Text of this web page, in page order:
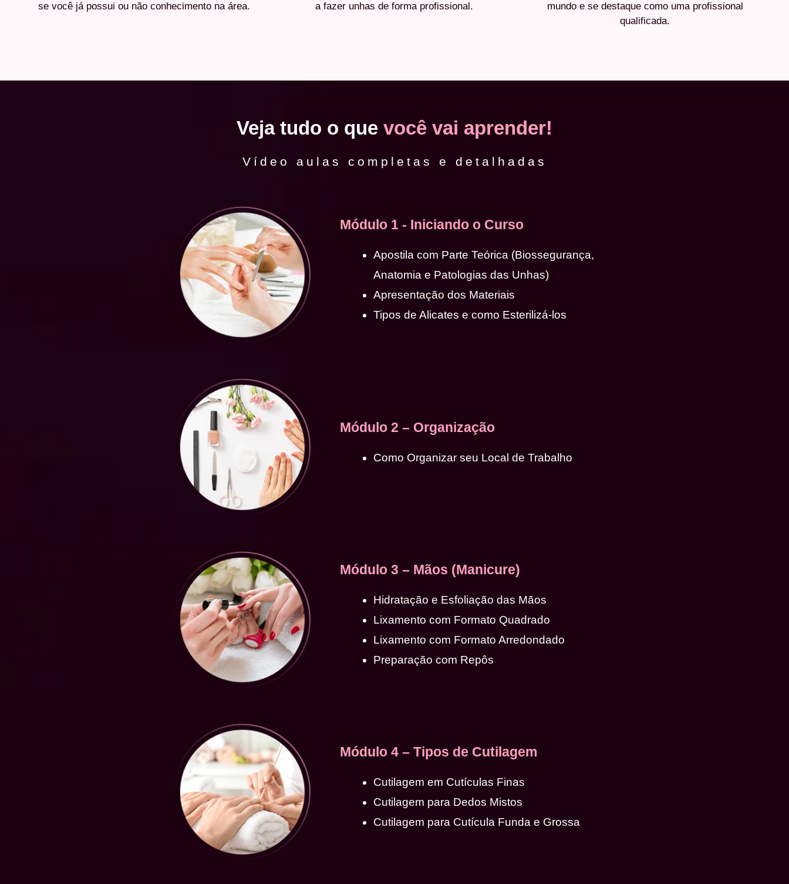
se você já possui ou não conhecimento na área.
a fazer unhas de forma profissional.
mundo e se destaque como uma profissional
qualificada.
Veja tudo o que você vai aprender!
Vídeo aulas completas e detalhadas
Módulo 1 - Iniciando o Curso
Apostila com Parte Teórica (Biossegurança,
Anatomia e Patologias das Unhas)
Apresentação dos Materiais
Tipos de Alicates e como Esterilizá-los
Módulo 2 – Organização
Como Organizar seu Local de Trabalho
Módulo 3 – Mãos (Manicure)
Hidratação e Esfoliação das Mãos
Lixamento com Formato Quadrado
Lixamento com Formato Arredondado
Preparação com Repôs
Módulo 4 – Tipos de Cutilagem
Cutilagem em Cutículas Finas
Cutilagem para Dedos Mistos
Cutilagem para Cutícula Funda e Grossa